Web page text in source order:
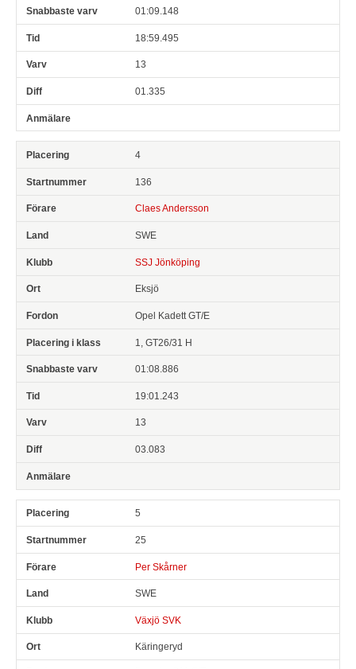
01:09.148
18:59.495
13
01.335
4
136
Claes Andersson
SWE
SSJ Jönköping
Eksjö
Opel Kadett GT/E
1, GT26/31 H
01:08.886
19:01.243
13
03.083
5
25
Per Skårner
SWE
Växjö SVK
Käringeryd